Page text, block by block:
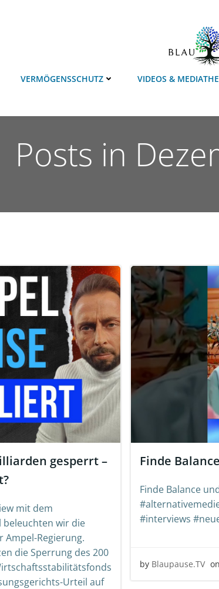
VERMÖGENSSCHUTZ VIDEOS &
Posts in
gesperrt –
mit dem
beleuchten wir die
Ampel-Regierung.
die Sperrung des 200
Urteil auf
Finde
Finde Balance
#interviews
by Blaupause.TV on